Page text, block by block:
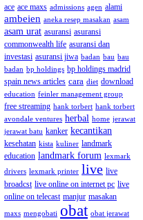
ace ace maxs admissions agen alami
ambeien aneka resep masakan asam
asam urat asuransi asuransi
commonwealth life asuransi dan
investasi asuransi jiwa badan bau bau
badan bp holdings bp holdings madrid
spain news articles cara diet download
education feinler management group
free streaming hank torbert hank torbert
avondale ventures herbal home jerawat
jerawat batu kanker kecantikan
kesehatan kista kuliner landmark
education landmark forum lexmark
drivers lexmark printer live live
broadcst live online on internet pc live
online on telecast manjur masakan
maxs mengobati obat obat jerawat